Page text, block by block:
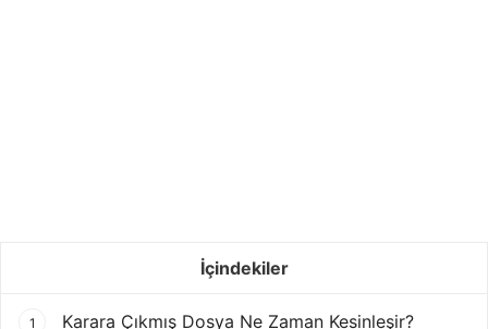
İçindekiler
1 Karara Çıkmış Dosya Ne Zaman Kesinleşir?